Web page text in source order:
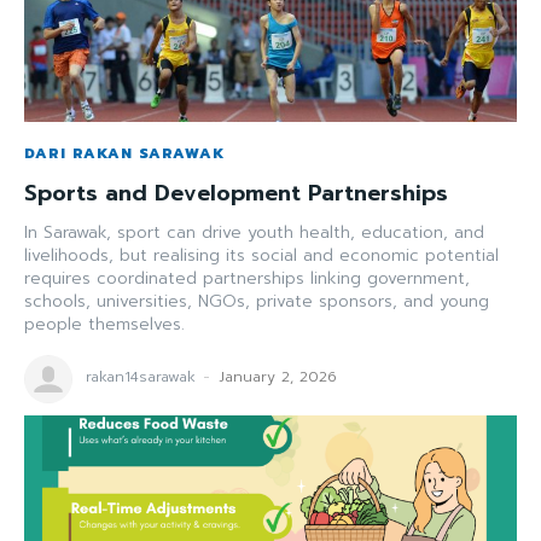
DARI RAKAN SARAWAK
Sports and Development Partnerships
In Sarawak, sport can drive youth health, education, and
livelihoods, but realising its social and economic potential
requires coordinated partnerships linking government,
schools, universities, NGOs, private sponsors, and young
people themselves.
rakan14sarawak - January 2, 2026